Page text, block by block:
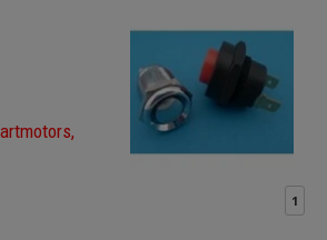
1